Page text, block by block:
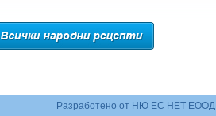
Разработено от НЮ ЕС НЕТ ЕООД